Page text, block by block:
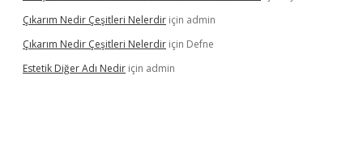
Çıkarım Nedir Çeşitleri Nelerdir için admin
Çıkarım Nedir Çeşitleri Nelerdir için Defne
Estetik Diğer Adı Nedir için admin